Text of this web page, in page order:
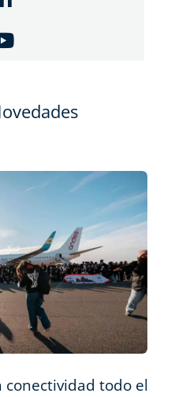
conectividad todo el